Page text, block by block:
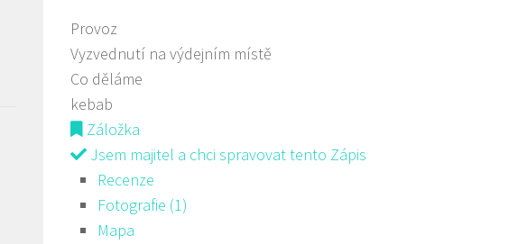
Provoz
Vyzvednutí na výdejním místě
Co děláme
kebab
Záložka
Jsem majitel a chci spravovat tento Zápis
Recenze
Fotografie (1)
Mapa